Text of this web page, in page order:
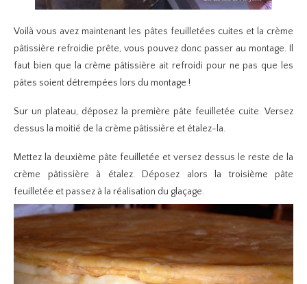
Voilà vous avez maintenant les pâtes feuilletées cuites et la crème
pâtissière refroidie prête, vous pouvez donc passer au montage. Il
faut bien que la crème pâtissière ait refroidi pour ne pas que les
pâtes soient détrempées lors du montage !
Sur un plateau, déposez la première pâte feuilletée cuite. Versez
dessus la moitié de la crème pâtissière et étalez-la.
Mettez la deuxième pâte feuilletée et versez dessus le reste de la
crème pâtissière à étalez. Déposez alors la troisième pâte
feuilletée et passez à la réalisation du glaçage.